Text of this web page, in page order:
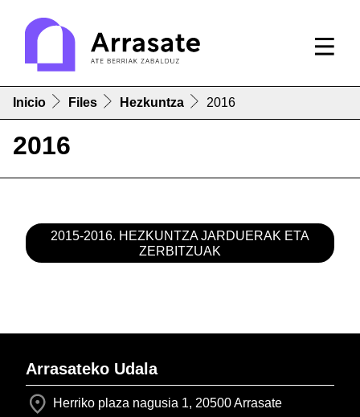
Inicio Files Hezkuntza 2016
2016
2015-2016. HEZKUNTZA JARDUERAK ETA
ZERBITZUAK
Arrasateko Udala
Herriko plaza nagusia 1, 20500 Arrasate